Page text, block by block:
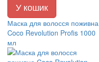
У кошик
Маска для волосся поживна
Coco Revolution Profis 1000
мл